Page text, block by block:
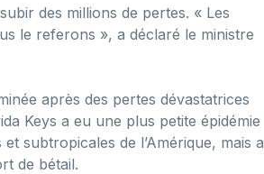
des millions de pertes. « Les
le referons », a déclaré le ministre
après des pertes dévastatrices
Keys a eu une plus petite épidémie
subtropicales de l’Amérique, mais a
de bétail.